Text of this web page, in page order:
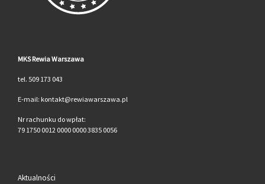
MKS Rewia Warszawa
tel. 509 173 043
E-mail: kontakt@rewiawarszawa.pl
Nr rachunku do wpłat:
79 1750 0012 0000 0000 3835 0056
Aktualności